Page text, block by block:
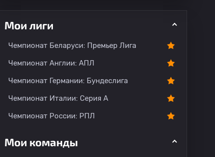
Мои лиги
Чемпионат Беларуси: Премьер Лига
Чемпионат Англии: АПЛ
Чемпионат Германии: Бундеслига
Чемпионат Италии: Серия А
Чемпионат России: РПЛ
Мои команды